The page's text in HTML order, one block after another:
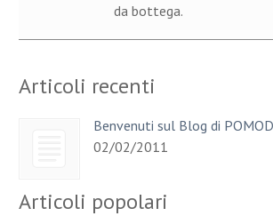
da bottega.
Articoli recenti
Benvenuti sul Blog di
02/02/2011
Articoli popolari